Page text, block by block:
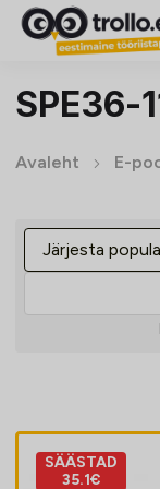
SPE36-
Avaleht E-
SÄÄSTAD
35.1€